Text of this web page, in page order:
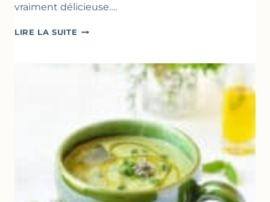
vraiment délicieuse….
LIRE LA SUITE ABRICOTS
D’ORANGER